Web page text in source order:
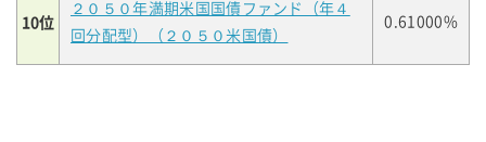
10位
２０５０年満期米国国債ファンド（年４
回分配型）（２０５０米国債）
0.61000%